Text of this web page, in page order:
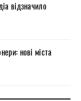
відзначило
нові міста